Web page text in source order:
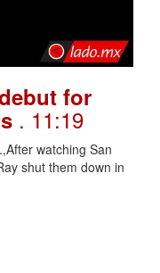
for
. 11:19
watching San
shut them down in